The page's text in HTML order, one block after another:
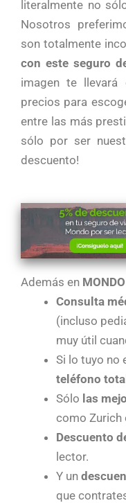
literalmente no
Nosotros
son totalmente
con este seguro
imagen te llevará
precios para
entre las más
sólo por ser
descuento!
Además en MONDO
Consulta
(incluso
muy útil
Si lo tuyo no
teléfono
Sólo las
como Zurich
Descuento
lector.
Y un
que